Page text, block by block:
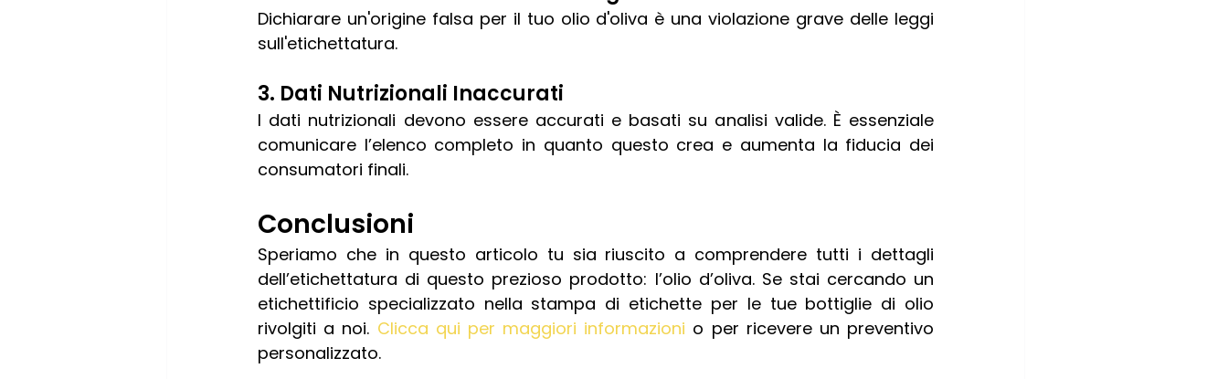
Dichiarare un'origine falsa per il tuo olio d'oliva è una violazione grave delle leggi
sull'etichettatura.
3. Dati Nutrizionali Inaccurati
I dati nutrizionali devono essere accurati e basati su analisi valide. È essenziale
comunicare l’elenco completo in quanto questo crea e aumenta la fiducia dei
consumatori finali.
Conclusioni
Speriamo che in questo articolo tu sia riuscito a comprendere tutti i dettagli
dell’etichettatura di questo prezioso prodotto: l’olio d’oliva. Se stai cercando un
etichettificio specializzato nella stampa di etichette per le tue bottiglie di olio
rivolgiti a noi. Clicca qui per maggiori informazioni o per ricevere un preventivo
personalizzato.